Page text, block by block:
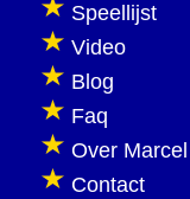
Speellijst
Video
Blog
Faq
Over Marcel
Contact